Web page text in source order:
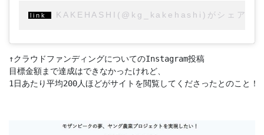
KAKEHASHI(@kg_kakehashi)がシェアし
↑クラウドファンディングについてのInstagram投稿
目標金額まで達成はできなかったけれど、
1日あたり平均200人ほどがサイトを閲覧してくださったとのこと！